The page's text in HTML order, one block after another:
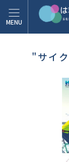
"サイ